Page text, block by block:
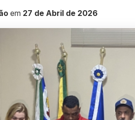
em 27 de Abril de 2026